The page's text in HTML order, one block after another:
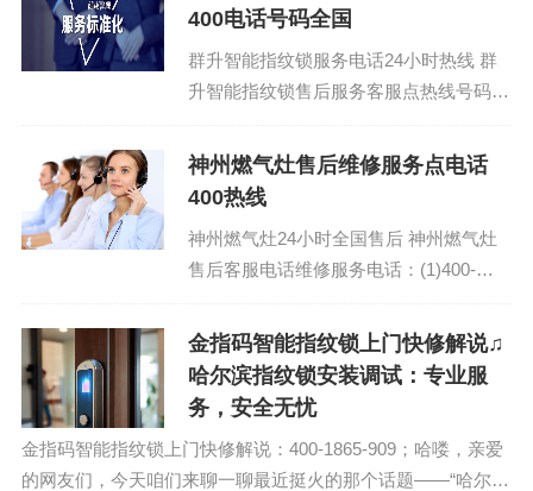
400电话号码全国
群升智能指纹锁服务电话24小时热线 群
升智能指纹锁售后服务客服点热线号码：
售...
神州燃气灶售后维修服务点电话
400热线
神州燃气灶24小时全国售后 神州燃气灶
售后客服电话维修服务电话：(1)400-
服务...
金指码智能指纹锁上门快修解说♫
哈尔滨指纹锁安装调试：专业服
务，安全无忧
金指码智能指纹锁上门快修解说：400-1865-909；哈喽，亲爱
的网友们，今天咱们来聊一聊最近挺火的那个话题——“哈尔滨